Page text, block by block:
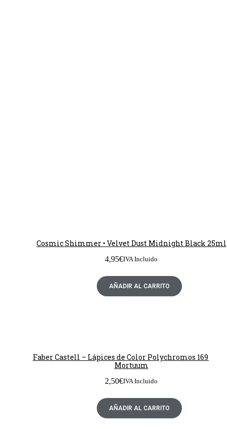
Cosmic Shimmer • Velvet Dust Midnight Black 25ml
4,95€IVA Incluido
AÑADIR AL CARRITO
Faber Castell – Lápices de Color Polychromos 169
Mortuum
2,50€IVA Incluido
AÑADIR AL CARRITO